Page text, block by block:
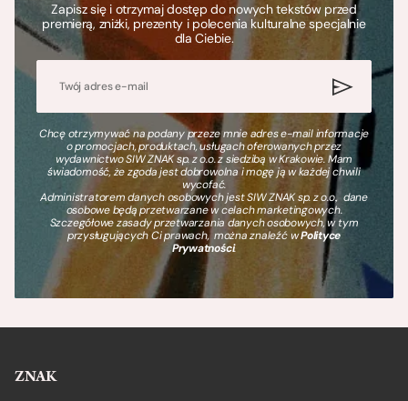
Zapisz się i otrzymaj dostęp do nowych tekstów przed
premierą, zniżki, prezenty i polecenia kulturalne specjalnie
dla Ciebie.
Chcę otrzymywać na podany przeze mnie adres e-mail informacje
o promocjach, produktach, usługach oferowanych przez
wydawnictwo SIW ZNAK sp. z o.o. z siedzibą w Krakowie. Mam
świadomość, że zgoda jest dobrowolna i mogę ją w każdej chwili
wycofać.
Administratorem danych osobowych jest SIW ZNAK sp. z o.o., dane
osobowe będą przetwarzane w celach marketingowych.
Szczegółowe zasady przetwarzania danych osobowych, w tym
przysługujących Ci prawach, można znaleźć wPolityce
Prywatności.
ZNAK